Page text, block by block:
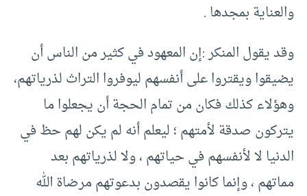
والعناية بمجدها .
وقد يقول المنكر :إن المعهود في كثير من الناس أن
يضيقوا ويقتروا على أنفسهم ليوفروا التراث لذرياتهم،
وهؤلاء كذلك فكان من تمام الحجة أن يجعلوا ما
يتركون صدقة لأمتهم ؛ ليعلم أنه لم يكن لهم حظ في
الدنيا لا لأنفسهم في حياتهم ، ولا لذرياتهم بعد
مماتهم ، وإنما كانوا يقصدون بدعوتهم مرضاة الله